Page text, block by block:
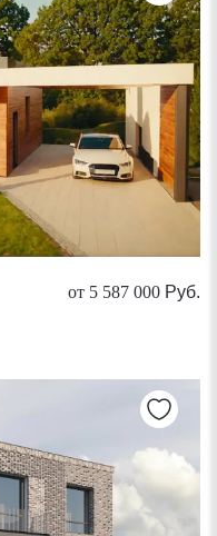
от 5 587 000 Руб.